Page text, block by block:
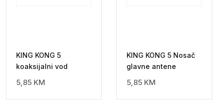
KING KONG 5
koaksijalni vod
5,85 KM
KING KONG 5 Nosač
glavne antene
5,85 KM